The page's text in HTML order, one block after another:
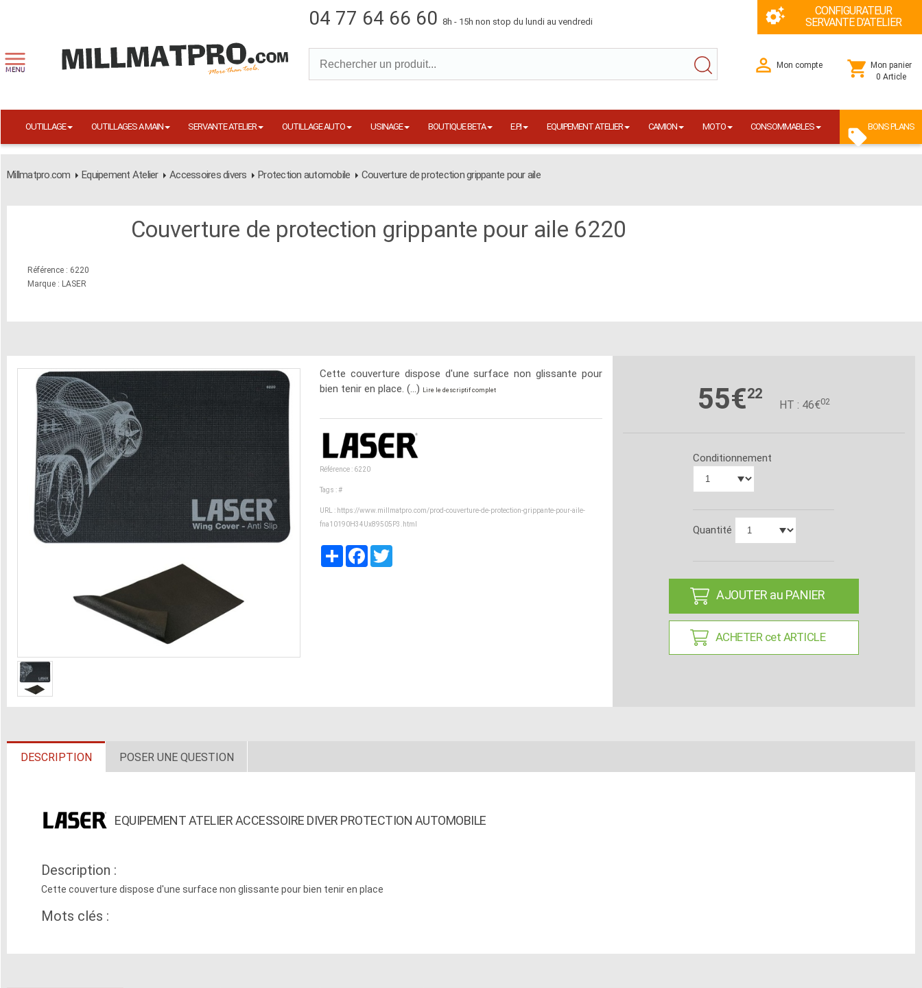
04 77 64 66 60 8h - 15h non stop du lundi au vendredi
CONFIGURATEUR
SERVANTE D'ATELIER
Mon compte
Mon panier
0 Article
OUTILLAGE OUTILLAGES A MAIN SERVANTE ATELIER OUTILLAGE AUTO USINAGE BOUTIQUE BETA E.P.I EQUIPEMENT ATELIER CAMION MOTO CONSOMMABLES BONS PLANS
Millmatpro.com Equipement Atelier Accessoires divers Protection automobile Couverture de protection grippante pour aile
Couverture de protection grippante pour aile 6220
Référence : 6220
Marque : LASER
Cette couverture dispose d'une surface non glissante pour
bien tenir en place. (...)
Lire le descriptif complet
Référence : 6220
Tags :#
URL : https://www.millmatpro.com/prod-couverture-de-protection-grippante-pour-aile-
fna10190H34Ux89505P3.html
PartagerFacebook
55€22
HT : 46€02
Conditionnement
Quantité
AJOUTER au PANIER
ACHETER cet ARTICLE
DESCRIPTION POSER UNE QUESTION
EQUIPEMENT ATELIER ACCESSOIRE DIVER PROTECTION AUTOMOBILE
Description :
Cette couverture dispose d'une surface non glissante pour bien tenir en place
Mots clés :